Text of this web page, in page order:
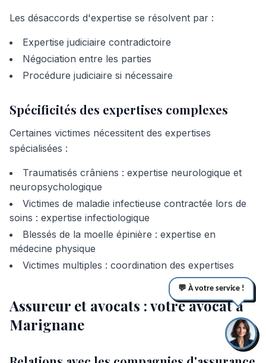
Les désaccords d'expertise se résolvent par :
Expertise judiciaire contradictoire
Négociation entre les parties
Procédure judiciaire si nécessaire
Spécificités des expertises complexes
Certaines victimes nécessitent des expertises
spécialisées :
Traumatisés crâniens : expertise neurologique et
neuropsychologique
Victimes de maladie infectieuse contractée lors de
soins : expertise infectiologique
Blessés de la moelle épinière : expertise en
médecine physique
Victimes multiples : coordination des expertises
Assureur et avocats : votre avocat à
Marignane
💬 À votre service !